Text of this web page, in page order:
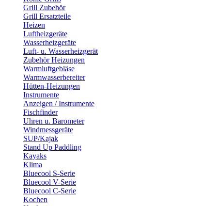
Grill Zubehör
Grill Ersatzteile
Heizen
Luftheizgeräte
Wasserheizgeräte
Luft- u. Wasserheizgerät
Zubehör Heizungen
Warmluftgebläse
Warmwasserbereiter
Hütten-Heizungen
Instrumente
Anzeigen / Instrumente
Fischfinder
Uhren u. Barometer
Windmessgeräte
SUP/Kajak
Stand Up Paddling
Kayaks
Klima
Bluecool S-Serie
Bluecool V-Serie
Bluecool C-Serie
Kochen